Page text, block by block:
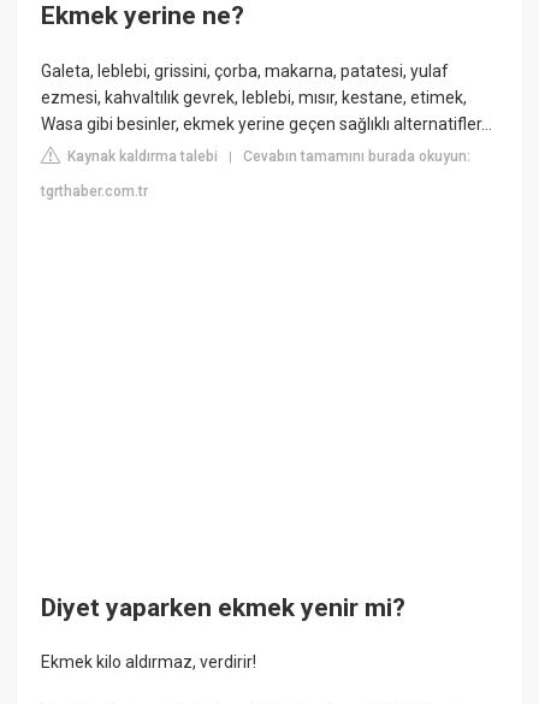
Ekmek yerine ne?
Galeta, leblebi, grissini, çorba, makarna, patatesi, yulaf
ezmesi, kahvaltılık gevrek, leblebi, mısır, kestane, etimek,
Wasa gibi besinler, ekmek yerine geçen sağlıklı alternatifler…
Kaynak kaldırma talebi |Cevabın tamamını burada okuyun:
tgrthaber.com.tr
Diyet yaparken ekmek yenir mi?
Ekmek kilo aldırmaz, verdirir!